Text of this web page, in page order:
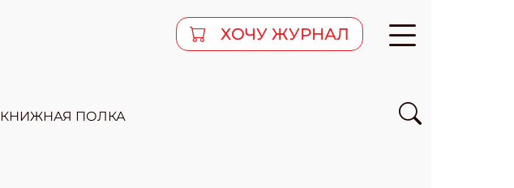
ХОЧУ ЖУРНАЛ
КНИЖНАЯ ПОЛКА